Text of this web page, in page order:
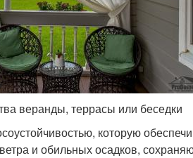
веранды, террасы или беседки
которую
и обильных осадков,